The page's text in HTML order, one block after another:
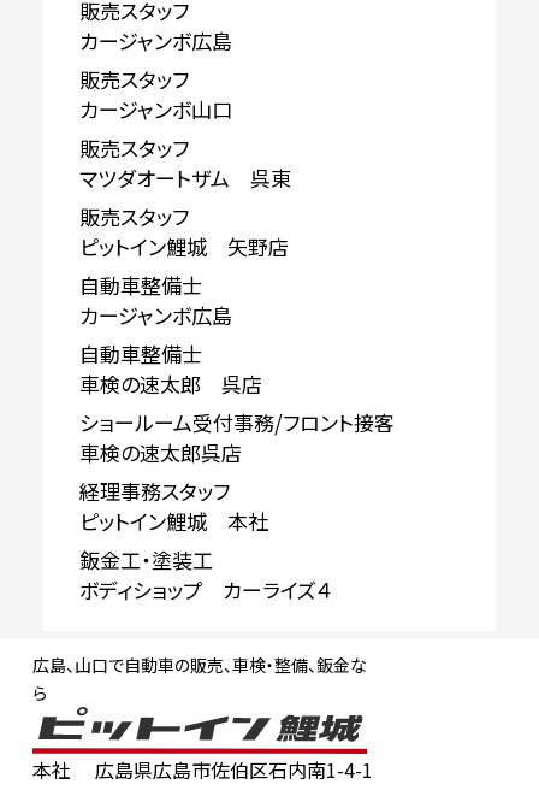
販売スタッフ
カージャンボ広島
販売スタッフ
カージャンボ山口
販売スタッフ
マツダオートザム 呉東
販売スタッフ
ピットイン鯉城 矢野店
自動車整備士
カージャンボ広島
自動車整備士
車検の速太郎 呉店
ショールーム受付事務/フロント接客
車検の速太郎呉店
経理事務スタッフ
ピットイン鯉城 本社
鈑金工・塗装工
ボディショップ カーライズ４
広島、山口で自動車の販売、車検・整備、鈑金な
ら
本社
広島県広島市佐伯区石内南1-4-1